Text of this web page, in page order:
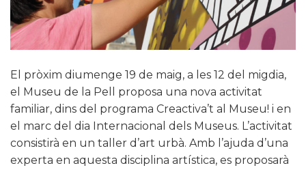
El pròxim diumenge 19 de maig, a les 12 del migdia,
el Museu de la Pell proposa una nova activitat
familiar, dins del programa Creactiva’t al Museu! i en
el marc del dia Internacional dels Museus. L’activitat
consistirà en un taller d’art urbà. Amb l’ajuda d’una
experta en aquesta disciplina artística, es proposarà